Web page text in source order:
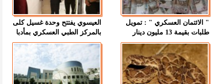
" الائتمان العسكري " : تمويل
طلبات بقيمة 13 مليون دينار
العيسوي يفتتح وحدة غسيل كلى
بالمركز الطبي العسكري بمأدبا